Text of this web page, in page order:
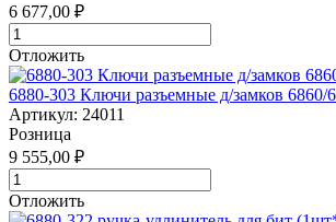
6 677,00 ₽
Отложить
6880-303 Ключи разъемные д/замков 6860/
Артикул: 24011
Розница
9 555,00 ₽
Отложить